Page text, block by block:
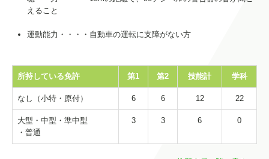
えること
運動能力・・・・自動車の運転に支障がない方
所持している免許 第1 第2 技能計 学科
なし（小特・原付） 6 6 12 22
大型・中型・準中型
・普通
3 3 6 0